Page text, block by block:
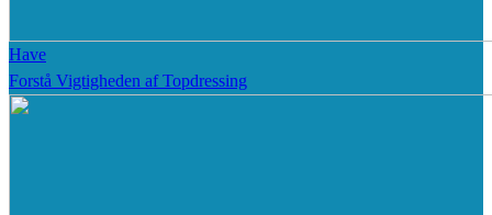
Have
Forstå Vigtigheden af Topdressing